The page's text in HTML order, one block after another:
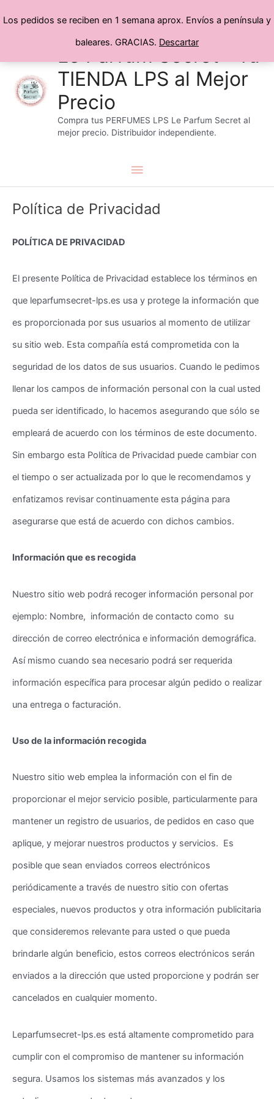
Los pedidos se reciben en 1 semana aprox. Envíos a península y
baleares. GRACIAS. Descartar
contenido
TIENDA LPS al Mejor
Precio
Compra tus PERFUMES LPS Le Parfum Secret al
mejor precio. Distribuidor independiente.
Menú
principal
Política de Privacidad
POLÍTICA DE PRIVACIDAD
El presente Política de Privacidad establece los términos en
que leparfumsecret-lps.es usa y protege la información que
es proporcionada por sus usuarios al momento de utilizar
su sitio web. Esta compañía está comprometida con la
seguridad de los datos de sus usuarios. Cuando le pedimos
llenar los campos de información personal con la cual usted
pueda ser identificado, lo hacemos asegurando que sólo se
empleará de acuerdo con los términos de este documento.
Sin embargo esta Política de Privacidad puede cambiar con
el tiempo o ser actualizada por lo que le recomendamos y
enfatizamos revisar continuamente esta página para
asegurarse que está de acuerdo con dichos cambios.
Información que es recogida
Nuestro sitio web podrá recoger información personal por
ejemplo: Nombre, información de contacto como su
dirección de correo electrónica e información demográfica.
Así mismo cuando sea necesario podrá ser requerida
información específica para procesar algún pedido o realizar
una entrega o facturación.
Uso de la información recogida
Nuestro sitio web emplea la información con el fin de
proporcionar el mejor servicio posible, particularmente para
mantener un registro de usuarios, de pedidos en caso que
aplique, y mejorar nuestros productos y servicios. Es
posible que sean enviados correos electrónicos
periódicamente a través de nuestro sitio con ofertas
especiales, nuevos productos y otra información publicitaria
que consideremos relevante para usted o que pueda
brindarle algún beneficio, estos correos electrónicos serán
enviados a la dirección que usted proporcione y podrán ser
cancelados en cualquier momento.
Leparfumsecret-lps.es está altamente comprometido para
cumplir con el compromiso de mantener su información
segura. Usamos los sistemas más avanzados y los